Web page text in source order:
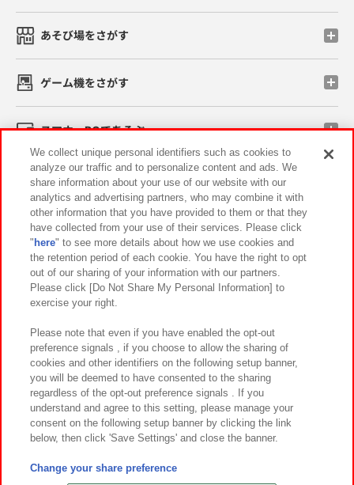
あそび場をさがす
ゲーム機をさがす
スマホ・PCであそぶ
イベント・キャンペーン
関連会社 サステナビリティ サイトポリシー
プライバシーポリシー ウェブアクセシビリティ方針と検証結果
お取引先さまとともに
カスタマーハラスメント対応方針 よくあるご質問・お問い合わせ
©Bandai Namco Amusement Inc.
©Bandai Namco Amusement Lab Inc.
We collect unique personal identifiers such as cookies to
analyze our traffic and to personalize content and ads. We
share information about your use of our website with our
analytics and advertising partners, who may combine it with
other information that you have provided to them or that they
have collected from your use of their services. Please click
" here" to see more details about how we use cookies and
the retention period of each cookie. You have the right to opt
out of our sharing of your information with our partners.
Please click [Do Not Share My Personal Information] to
exercise your right.
Please note that even if you have enabled the opt-out
preference signals , if you choose to allow the sharing of
cookies and other identifiers on the following setup banner,
you will be deemed to have consented to the sharing
regardless of the opt-out preference signals . If you
understand and agree to this setting, please manage your
consent on the following setup banner by clicking the link
below, then click 'Save Settings' and close the banner.
Change your share preference